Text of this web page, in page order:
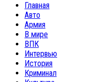
Главная
Авто
Армия
В мире
ВПК
Интервью
История
Криминал